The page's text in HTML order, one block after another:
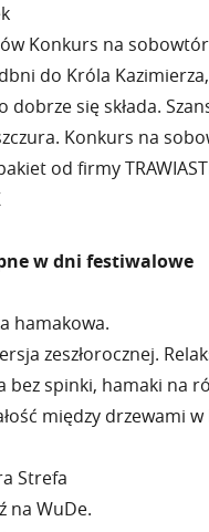
Konkurs na
do Króla
dobrze się składa.
Konkurs na
od firmy
w dni festiwalowe
hamakowa.
zeszłorocznej.
bez spinki, hamaki na
między drzewami
Strefa
na WuDe.